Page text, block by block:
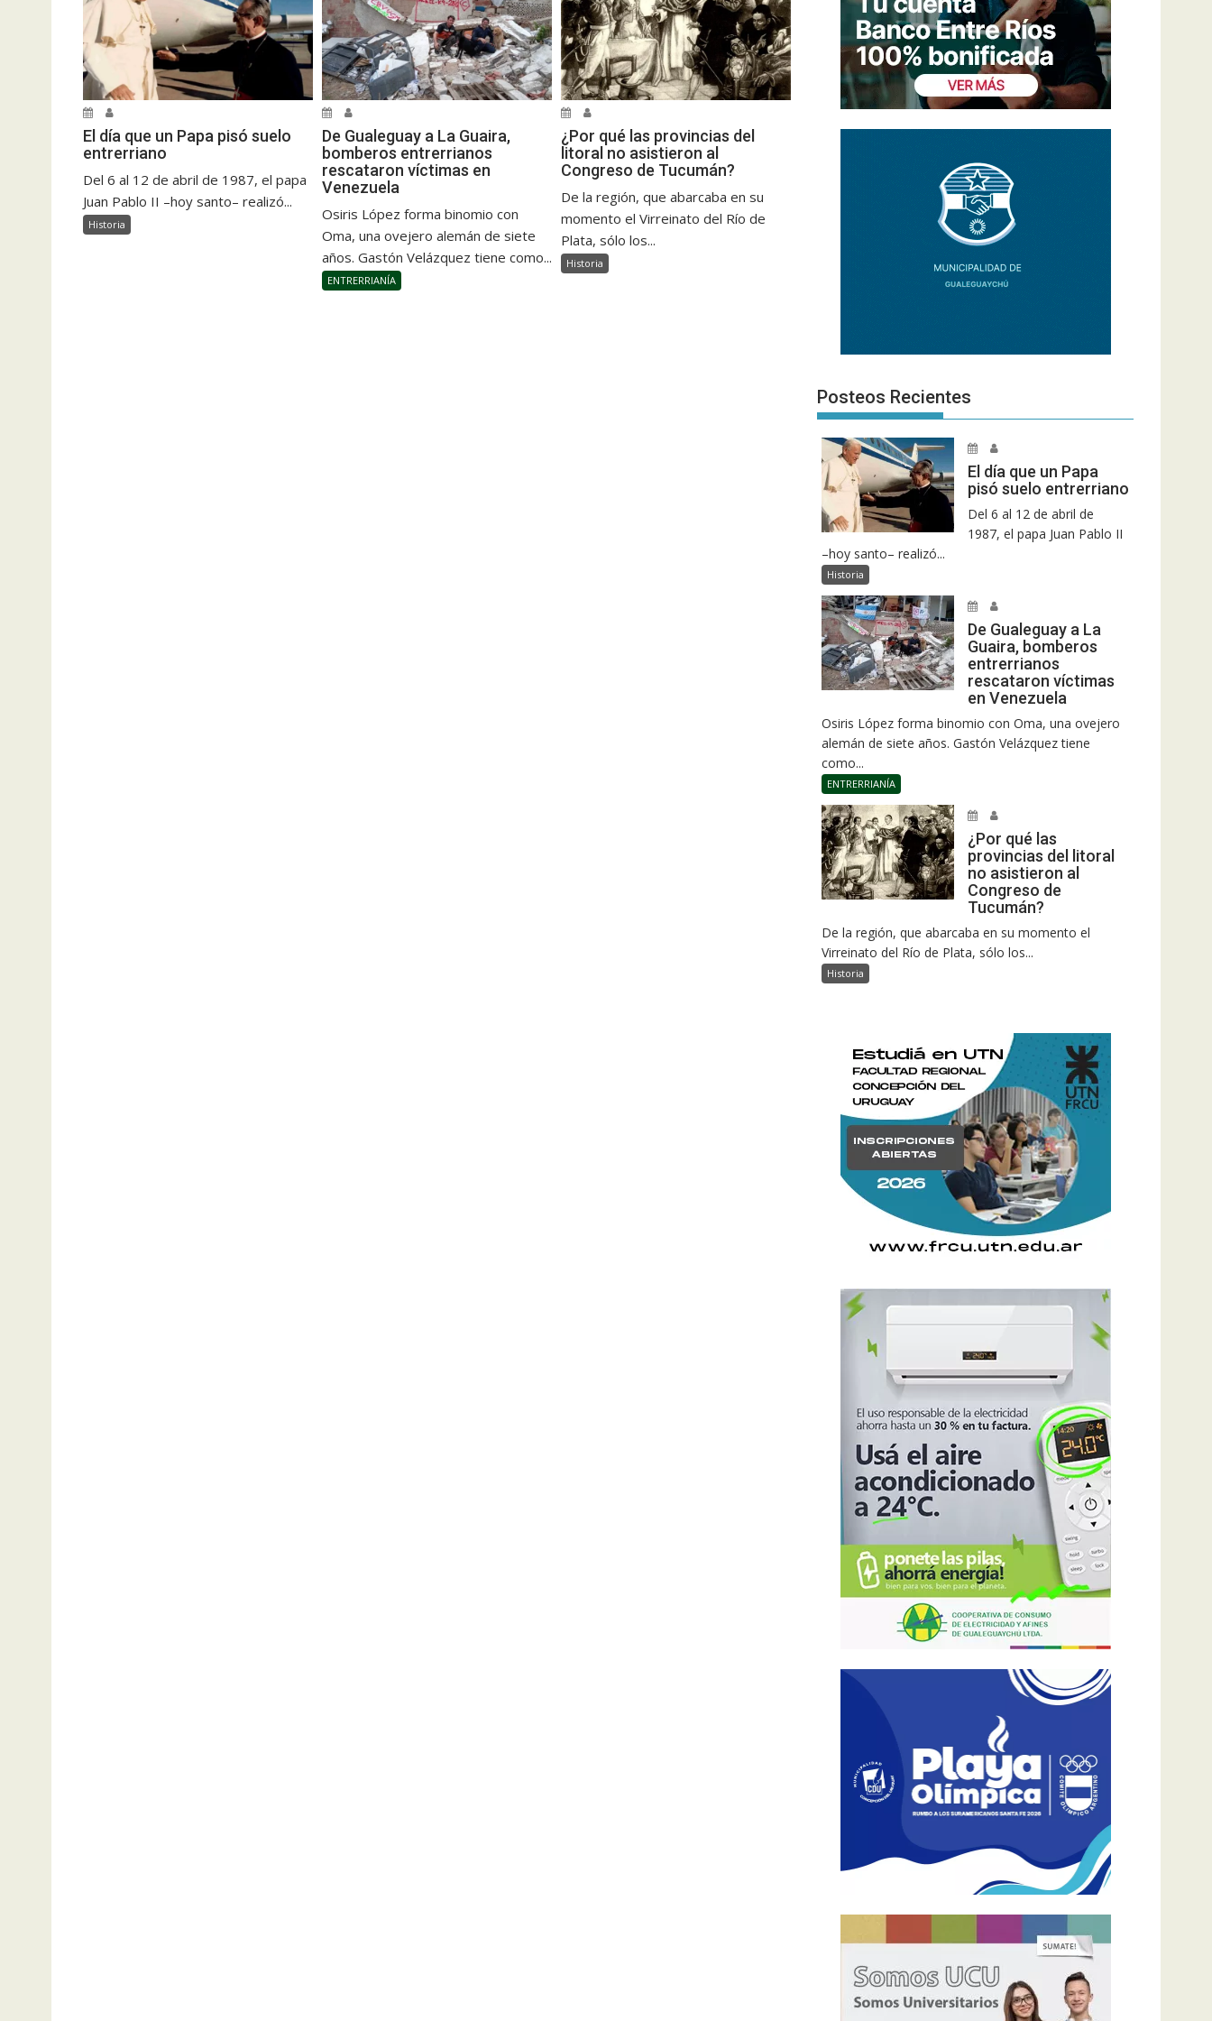
El día que un Papa pisó suelo
entrerriano
Del 6 al 12 de abril de 1987, el papa
Juan Pablo II –hoy santo– realizó...
Historia
De Gualeguay a La Guaira,
bomberos entrerrianos
rescataron víctimas en
Venezuela
Osiris López forma binomio con
Oma, una ovejero alemán de siete
años. Gastón Velázquez tiene como...
ENTRERRIANÍA
¿Por qué las provincias del
litoral no asistieron al
Congreso de Tucumán?
De la región, que abarcaba en su
momento el Virreinato del Río de
Plata, sólo los...
Historia
Posteos Recientes
El día que un Papa
pisó suelo entrerriano
Del 6 al 12 de abril de
1987, el papa Juan Pablo II
–hoy santo– realizó...
Historia
De Gualeguay a La
Guaira, bomberos
entrerrianos
rescataron víctimas
en Venezuela
Osiris López forma binomio con Oma, una ovejero
alemán de siete años. Gastón Velázquez tiene
como...
ENTRERRIANÍA
¿Por qué las
provincias del litoral
no asistieron al
Congreso de
Tucumán?
De la región, que abarcaba en su momento el
Virreinato del Río de Plata, sólo los...
Historia